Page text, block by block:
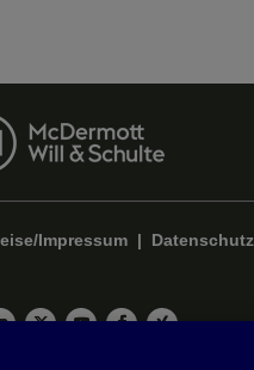
Impressum | Datenschutz